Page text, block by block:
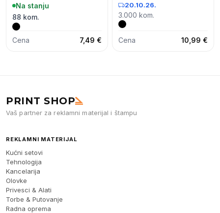
Na stanju
88 kom.
Cena 7,49 €
20.10.26.
3.000 kom.
Cena 10,99 €
PRINT SHOP
Vaš partner za reklamni materijal i štampu
REKLAMNI MATERIJAL
Kućni setovi
Tehnologija
Kancelarija
Olovke
Privesci & Alati
Torbe & Putovanje
Radna oprema